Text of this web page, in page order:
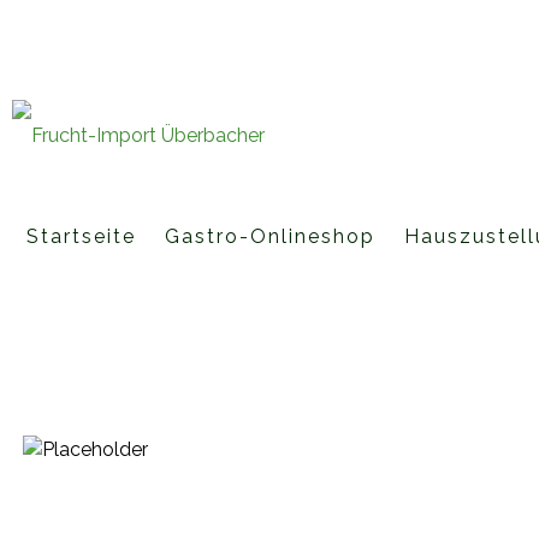
Startseite Gastro-Onlineshop